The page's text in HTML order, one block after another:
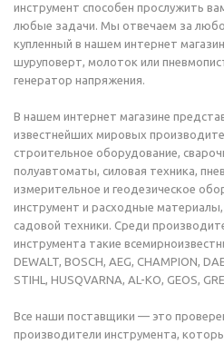
инструмент способен прослужить
любые задачи. Мы отвечаем за
купленный в нашем интернет
шуруповерт, молоток или
генератор напряжения.
В нашем интернет магазине
известнейших мировых
строительное оборудование,
полуавтоматы, силовая техника,
измерительное и геодезическое
инструмент и расходные
садовой техники. Среди
инструмента такие
DEWALT, BOSCH, AEG, CHAMPION,
STIHL, HUSQVARNA, AL-KO, GEOS,
Все наши поставщики — это
производители инструмента,